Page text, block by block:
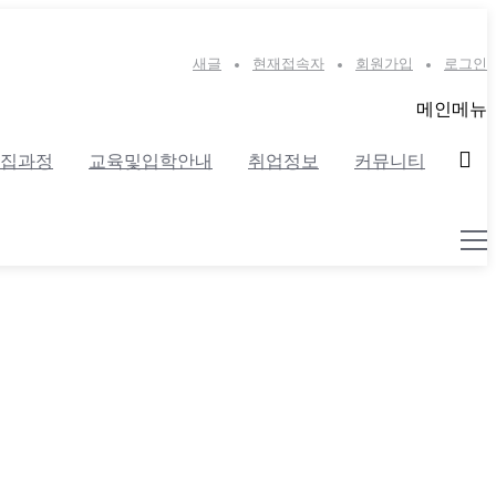
새글 현재접속자 회원가입 로그인
메인메뉴
과정 교육및입학안내 취업정보 커뮤니티